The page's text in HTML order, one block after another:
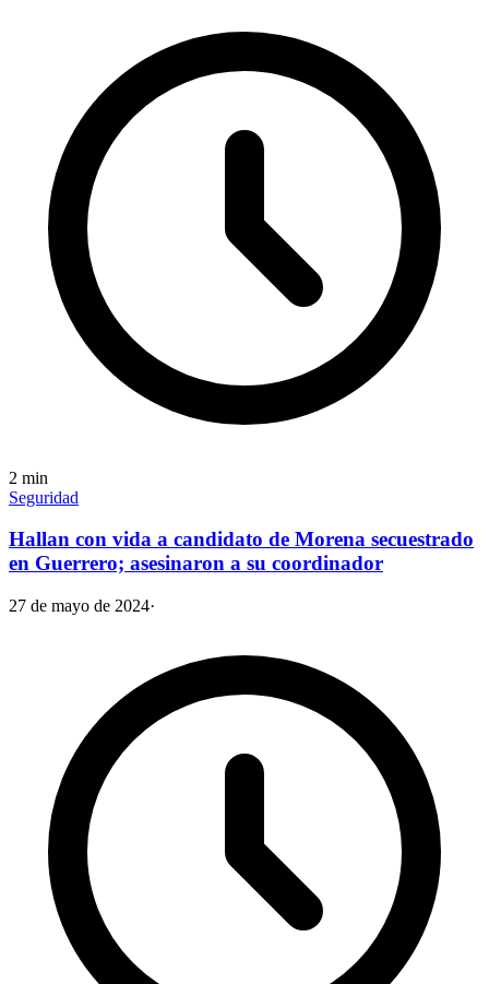
2 min
Seguridad
Hallan con vida a candidato de Morena secuestrado
en Guerrero; asesinaron a su coordinador
27 de mayo de 2024·